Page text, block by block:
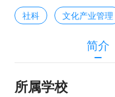
社科 文化产业管理
简介
所属学校